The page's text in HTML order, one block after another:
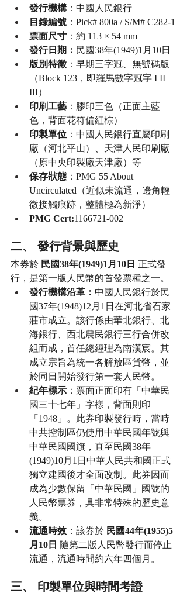
發行機構 ：中國人民銀行
目錄編號 ：Pick# 800a / S/M# C282-1
票面尺寸 ：約 113 × 54 mm
發行日期： 民國38年(1949)1月10日
版別特徵 ：早期三字冠、無號碼版
（Block 123，即羅馬數字冠字 I II
III）
印刷工藝 ：膠印三色（正面主藍
色，背面花符偏紅棕）
印製單位 ：中國人民銀行直屬印刷
廠（河北平山）、天津人民印刷廠
（原中央印製廠天津廠）等
保存狀態 ：PMG 55 About
Uncirculated（近似未流通，邊角輕
微接觸痕跡，整體極為新淨）
PMG Cert:1166721-002
二、 發行背景與歷史
本券於 民國38年(1949)1月10日 正式發
行，是第一版人民幣的首發票種之一。
發行機構沿革： 中國人民銀行於民
國37年(1948)12月1日在河北省石家
莊市成立。該行係由華北銀行、北
海銀行、西北農民銀行三行合併改
組而成，首任總經理為南漢宸。其
成立宗旨為統一各解放區貨幣，並
於同日開始發行第一套人民幣。
紀年標示 ：票面正面印有「中華民
國三十七年」字樣，背面則印
「1948」。此券印製發行時，當時
中共控制區仍使用中華民國年號與
中華民國國旗，直至民國38年
(1949)10月1日中華人民共和國正式
獨立建國後才全面改制。此券因而
成為少數保留「中華民國」國號的
人民幣票券，具非常特殊的歷史意
義。
流通時效 ：該券於 民國44年(1955)5
月10日 隨第二版人民幣發行而停止
流通，流通時間約六年四個月。
三、 印製單位與時間考證